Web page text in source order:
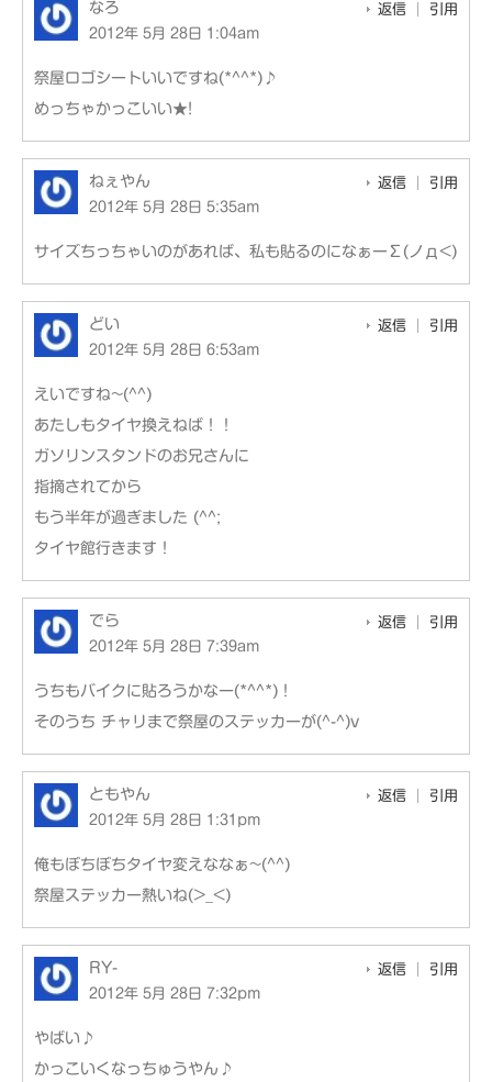
なろ
2012年 5月 28日 1:04am
返信 引用
祭屋ロゴシートいいですね(*^^*)♪
めっちゃかっこいい★!
ねぇやん
2012年 5月 28日 5:35am
返信 引用
サイズちっちゃいのがあれば、私も貼るのになぁーΣ(ノд<)
どい
2012年 5月 28日 6:53am
返信 引用
えいですね~(^^)
あたしもタイヤ換えねば！！
ガソリンスタンドのお兄さんに
指摘されてから
もう半年が過ぎました (^^;
タイヤ館行きます！
でら
2012年 5月 28日 7:39am
返信 引用
うちもバイクに貼ろうかなー(*^^*)！
そのうち チャリまで祭屋のステッカーが(^-^)v
ともやん
2012年 5月 28日 1:31pm
返信 引用
俺もぼちぼちタイヤ変えななぁ~(^^)
祭屋ステッカー熱いね(>_<)
RY-
2012年 5月 28日 7:32pm
返信 引用
やばい♪
かっこいくなっちゅうやん♪